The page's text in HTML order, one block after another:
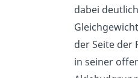
dabei
der Seite der
in seiner